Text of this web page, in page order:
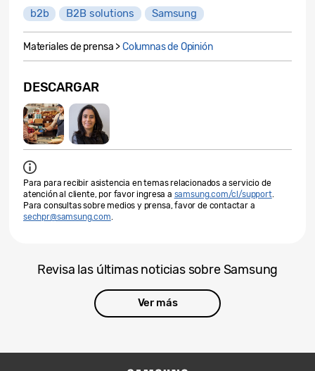
b2b B2B solutions Samsung
Materiales de prensa >Columnas de Opinión
DESCARGAR
Para para recibir asistencia en temas relacionados a servicio de
atención al cliente, por favor ingresa a samsung.com/cl/support.
Para consultas sobre medios y prensa, favor de contactar a
sechpr@samsung.com
Revisa las últimas noticias sobre Samsung
Ver más